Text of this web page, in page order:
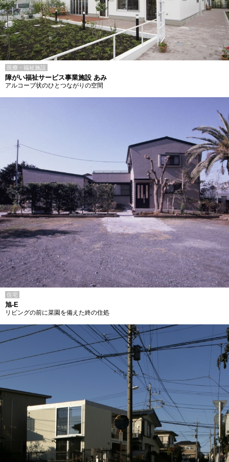
医療・福祉施設
障がい福祉サービス事業施設 あみ
アルコーブ状のひとつながりの空間
住宅
旭-E
リビングの前に菜園を備えた終の住処